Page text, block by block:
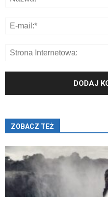
ZOBACZ TEŻ